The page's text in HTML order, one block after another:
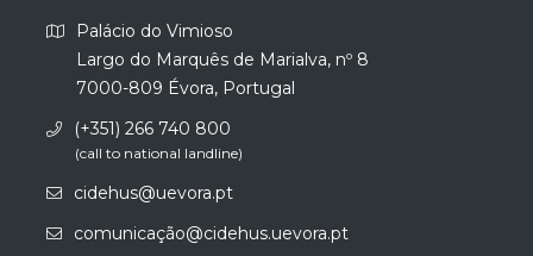
Palácio do Vimioso
Largo do Marquês de Marialva, nº 8
7000-809 Évora, Portugal
(+351) 266 740 800
(call to national landline)
cidehus@uevora.pt
comunicação@cidehus.uevora.pt